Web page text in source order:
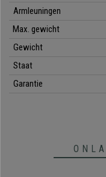
Bijzonder sterk: stalen
• Zeer praktisch en veelzijdig
Armleuningen
Max. gewicht
Gewicht
Staat
Garantie